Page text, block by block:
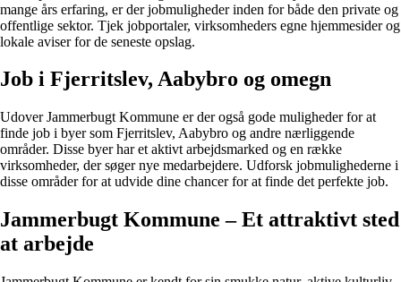
mange års erfaring, er der jobmuligheder inden for både den private og
offentlige sektor. Tjek jobportaler, virksomheders egne hjemmesider og
lokale aviser for de seneste opslag.
Job i Fjerritslev, Aabybro og omegn
Udover Jammerbugt Kommune er der også gode muligheder for at
finde job i byer som Fjerritslev, Aabybro og andre nærliggende
områder. Disse byer har et aktivt arbejdsmarked og en række
virksomheder, der søger nye medarbejdere. Udforsk jobmulighederne i
disse områder for at udvide dine chancer for at finde det perfekte job.
Jammerbugt Kommune – Et attraktivt sted
at arbejde